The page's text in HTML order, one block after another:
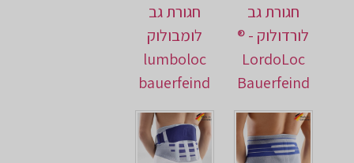
חגורת גב
לורדולוק - ®
LordoLoc
Bauerfeind
חגורת גב
לומבולוק
lumboloc
bauerfeind